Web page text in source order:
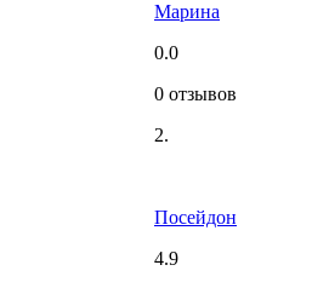
Марина
0.0
0 отзывов
2.
Посейдон
4.9